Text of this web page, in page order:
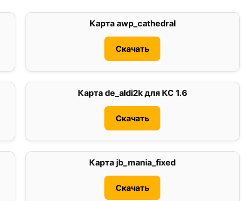
Карта awp_cathedral
Скачать
Карта de_aldi2k для КС 1.6
Скачать
Карта jb_mania_fixed
Скачать